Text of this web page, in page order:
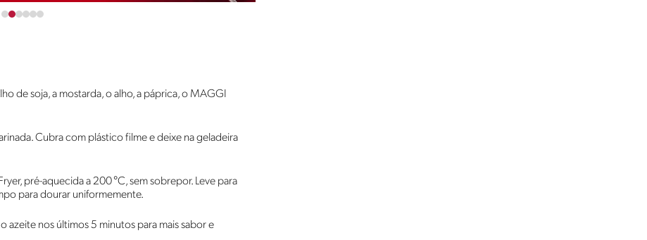
de soja, a mostarda, o alho, a páprica, o MAGGI
Cubra com plástico filme e deixe na geladeira
pré-aquecida a 200 °C, sem sobrepor. Leve para
para dourar uniformemente.
azeite nos últimos 5 minutos para mais sabor e